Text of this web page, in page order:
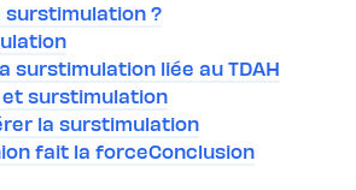
surstimulation ?
surstimulation liée au TDAH
et surstimulation
la surstimulation
fait la forceConclusion